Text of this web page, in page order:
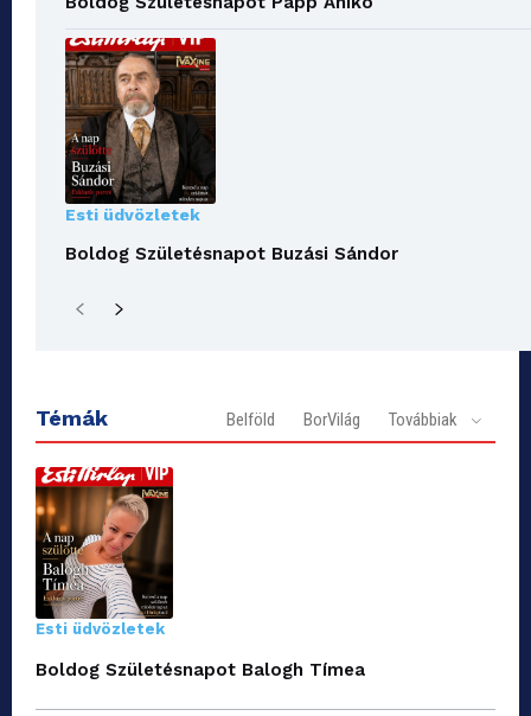
Esti üdvözletek
Boldog Születésnapot Buzási Sándor
Témák Belföld BorVilág Továbbiak
Esti üdvözletek
Boldog Születésnapot Balogh Tímea